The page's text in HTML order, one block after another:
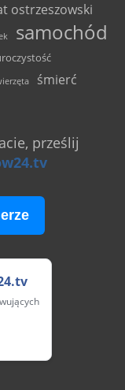
ostrzeszowski
samochód
śmierć
prześlij